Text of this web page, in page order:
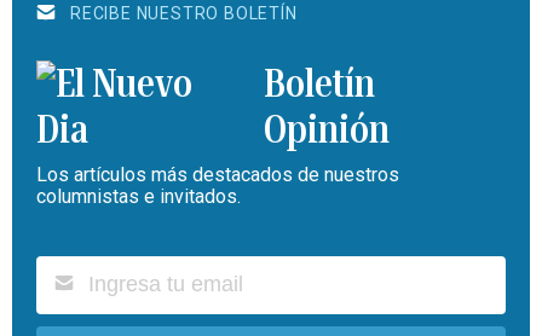
RECIBE NUESTRO BOLETÍN
Boletín
Opinión
Los artículos más destacados de nuestros
columnistas e invitados.